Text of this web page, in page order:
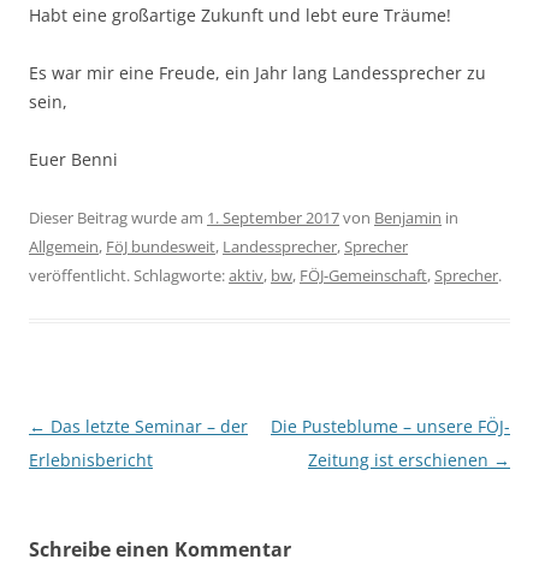
Habt eine großartige Zukunft und lebt eure Träume!
Es war mir eine Freude, ein Jahr lang Landessprecher zu
sein,
Euer Benni
Dieser Beitrag wurde am 1. September 2017von Benjamin in
Allgemein, FöJ bundesweit, Landessprecher,Sprecher
veröffentlicht. Schlagworte:aktiv, bw, FÖJ-Gemeinschaft,Sprecher.
Beitragsnavigation
← Das letzte Seminar – der
Erlebnisbericht
Die Pusteblume – unsere FÖJ-
Zeitung ist erschienen →
Schreibe einen Kommentar